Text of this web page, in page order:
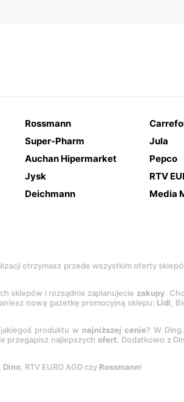
Rossmann
Super-Pharm
Jula
Auchan Hipermarket
Pepco
Jysk
RTV
Deichmann Media
otrzymasz przede wszystkim oferty
sklepów i rozsądnie zaplanujecie zakupy.
nową gazetkę promocyjną sklepu: Lidl,
produktu w najniższej cenie? W
przegapisz najlepszychofert. Dodatkowo z
Dino, RTV EURO AGD czy Rossmann!